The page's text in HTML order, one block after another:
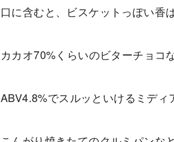
口に含むと、ビスケットっぽい香
カカオ70%くらいのビターチョコ
ABV4.8%でスルッといけるミディ